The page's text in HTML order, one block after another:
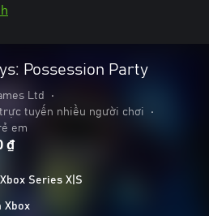
Possession Party
Ltd
•
tuyến nhiều người chơi
•
em
₫
Series X|S
Xbox